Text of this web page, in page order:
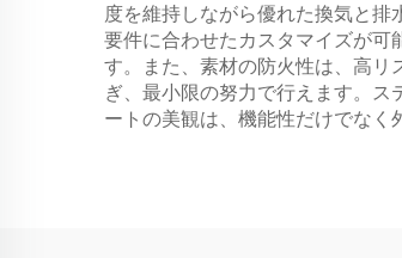
度を維持しながら優れた換気と
要件に合わせたカスタマイズが可
す。また、素材の防火性は、高リ
ぎ、最小限の努力で行えます。
ートの美観は、機能性だけでなく